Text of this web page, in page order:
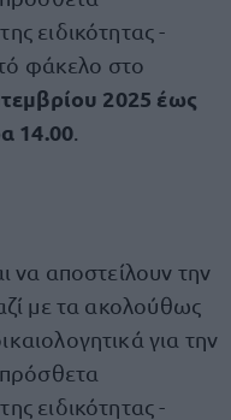
ειδικότητας -
φάκελο στο
2025 έως
14.00
να αποστείλουν την
με τα ακολούθως
για την
ειδικότητας -